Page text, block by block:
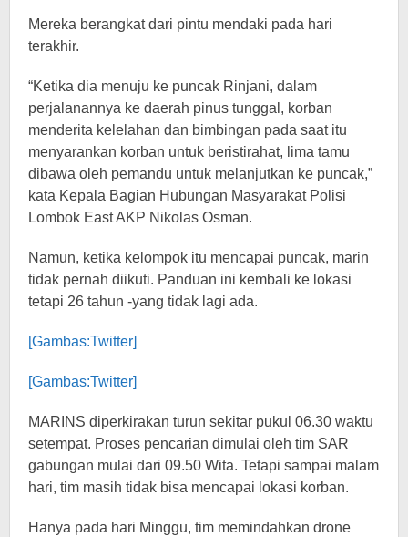
Mereka berangkat dari pintu mendaki pada hari
terakhir.
“Ketika dia menuju ke puncak Rinjani, dalam
perjalanannya ke daerah pinus tunggal, korban
menderita kelelahan dan bimbingan pada saat itu
menyarankan korban untuk beristirahat, lima tamu
dibawa oleh pemandu untuk melanjutkan ke puncak,”
kata Kepala Bagian Hubungan Masyarakat Polisi
Lombok East AKP Nikolas Osman.
Namun, ketika kelompok itu mencapai puncak, marin
tidak pernah diikuti. Panduan ini kembali ke lokasi
tetapi 26 tahun -yang tidak lagi ada.
[Gambas:Twitter]
[Gambas:Twitter]
MARINS diperkirakan turun sekitar pukul 06.30 waktu
setempat. Proses pencarian dimulai oleh tim SAR
gabungan mulai dari 09.50 Wita. Tetapi sampai malam
hari, tim masih tidak bisa mencapai lokasi korban.
Hanya pada hari Minggu, tim memindahkan drone